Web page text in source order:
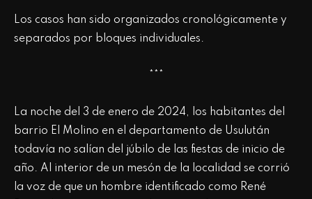
Los casos han sido organizados cronológicamente y
separados por bloques individuales.
***
La noche del 3 de enero de 2024, los habitantes del
barrio El Molino en el departamento de Usulután
todavía no salían del júbilo de las fiestas de inicio de
año. Al interior de un mesón de la localidad se corrió
la voz de que un hombre identificado como René